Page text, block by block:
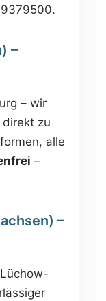
–
– wir
direkt zu
alle
–
–